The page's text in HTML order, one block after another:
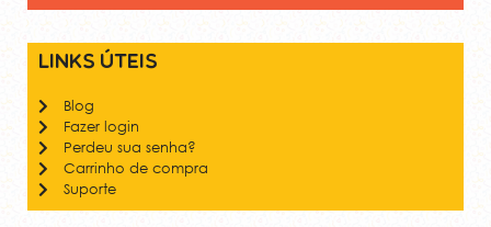
Links úteis
Blog
Fazer login
Perdeu sua senha?
Carrinho de compra
Suporte